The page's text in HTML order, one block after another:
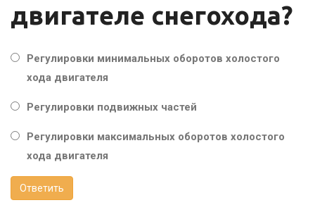
двигателе снегохода?
Регулировки минимальных оборотов холостого
хода двигателя
Регулировки подвижных частей
Регулировки максимальных оборотов холостого
хода двигателя
Ответить